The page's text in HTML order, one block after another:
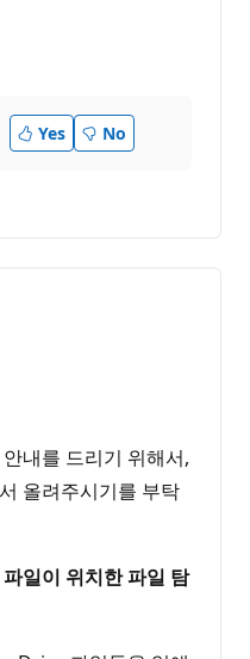
Yes No
내를 드리기 위해서,
올려주시기를 부탁
일이 위치한 파일 탐